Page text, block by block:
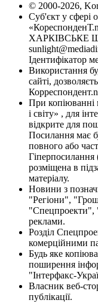
© 2000-2026,
Суб'єкт у сфері
ХАРКІВСЬКЕ
Ідентифікатор
Використання
сайті,
При копіюванні
і світу» , для
відкрите для
Посилання має
повного або
Гіперпосилання
розміщена в
матеріалу.
Новини з
"Регіони",
"Спецпроекти",
реклами.
Розділ
комерційними
Будь яке
поширення
"Інтерфакс-
Власник веб-
публікації.